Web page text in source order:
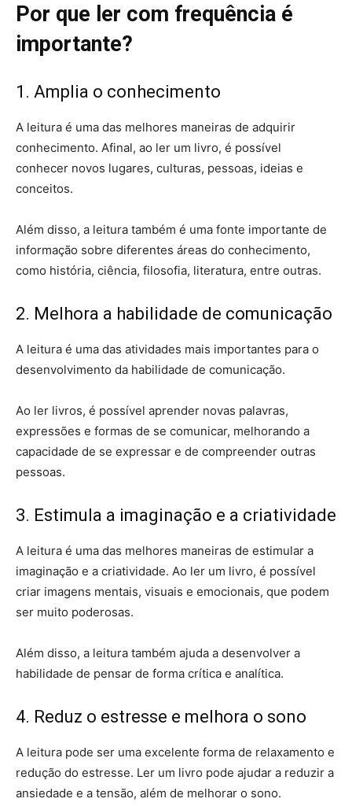
Por que ler com frequência é
importante?
1. Amplia o conhecimento
A leitura é uma das melhores maneiras de adquirir
conhecimento. Afinal, ao ler um livro, é possível
conhecer novos lugares, culturas, pessoas, ideias e
conceitos.
Além disso, a leitura também é uma fonte importante de
informação sobre diferentes áreas do conhecimento,
como história, ciência, filosofia, literatura, entre outras.
2. Melhora a habilidade de comunicação
A leitura é uma das atividades mais importantes para o
desenvolvimento da habilidade de comunicação.
Ao ler livros, é possível aprender novas palavras,
expressões e formas de se comunicar, melhorando a
capacidade de se expressar e de compreender outras
pessoas.
3. Estimula a imaginação e a criatividade
A leitura é uma das melhores maneiras de estimular a
imaginação e a criatividade. Ao ler um livro, é possível
criar imagens mentais, visuais e emocionais, que podem
ser muito poderosas.
Além disso, a leitura também ajuda a desenvolver a
habilidade de pensar de forma crítica e analítica.
4. Reduz o estresse e melhora o sono
A leitura pode ser uma excelente forma de relaxamento e
redução do estresse. Ler um livro pode ajudar a reduzir a
ansiedade e a tensão, além de melhorar o sono.